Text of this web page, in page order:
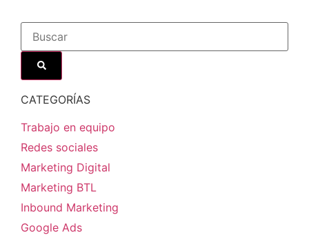
CATEGORÍAS
Trabajo en equipo
Redes sociales
Marketing Digital
Marketing BTL
Inbound Marketing
Google Ads